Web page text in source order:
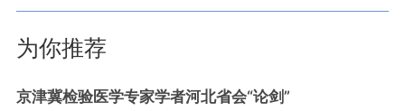
为你推荐
京津冀检验医学专家学者河北省会“论剑”